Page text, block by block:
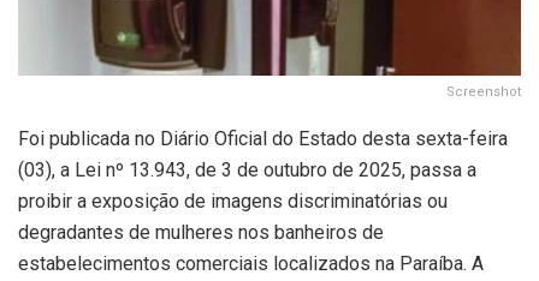
Screenshot
Foi publicada no Diário Oficial do Estado desta sexta-feira
(03), a Lei nº 13.943, de 3 de outubro de 2025, passa a
proibir a exposição de imagens discriminatórias ou
degradantes de mulheres nos banheiros de
estabelecimentos comerciais localizados na Paraíba. A